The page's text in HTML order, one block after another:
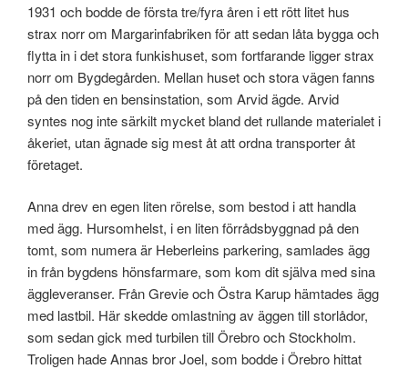
1931 och bodde de första tre/fyra åren i ett rött litet hus
strax norr om Margarinfabriken för att sedan låta bygga och
flytta in i det stora funkishuset, som fortfarande ligger strax
norr om Bygdegården. Mellan huset och stora vägen fanns
på den tiden en bensinstation, som Arvid ägde. Arvid
syntes nog inte särkilt mycket bland det rullande materialet i
åkeriet, utan ägnade sig mest åt att ordna transporter åt
företaget.
Anna drev en egen liten rörelse, som bestod i att handla
med ägg. Hursomhelst, i en liten förrådsbyggnad på den
tomt, som numera är Heberleins parkering, samlades ägg
in från bygdens hönsfarmare, som kom dit själva med sina
äggleveranser. Från Grevie och Östra Karup hämtades ägg
med lastbil. Här skedde omlastning av äggen till storlådor,
som sedan gick med turbilen till Örebro och Stockholm.
Troligen hade Annas bror Joel, som bodde i Örebro hittat